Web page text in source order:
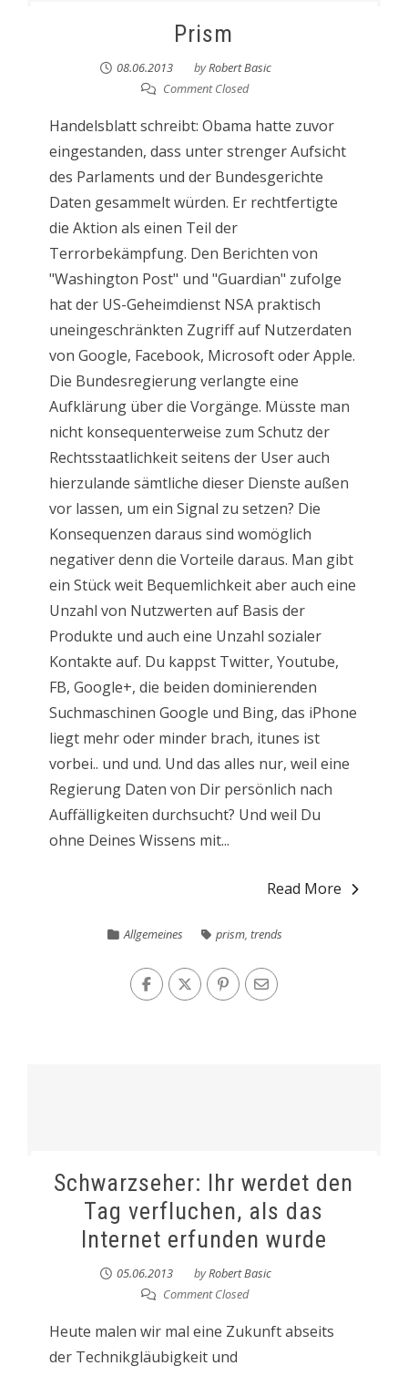
Prism
08.06.2013 byRobert Basic
Comment Closed
Handelsblatt schreibt: Obama hatte zuvor
eingestanden, dass unter strenger Aufsicht
des Parlaments und der Bundesgerichte
Daten gesammelt würden. Er rechtfertigte
die Aktion als einen Teil der
Terrorbekämpfung. Den Berichten von
"Washington Post" und "Guardian" zufolge
hat der US-Geheimdienst NSA praktisch
uneingeschränkten Zugriff auf Nutzerdaten
von Google, Facebook, Microsoft oder Apple.
Die Bundesregierung verlangte eine
Aufklärung über die Vorgänge. Müsste man
nicht konsequenterweise zum Schutz der
Rechtsstaatlichkeit seitens der User auch
hierzulande sämtliche dieser Dienste außen
vor lassen, um ein Signal zu setzen? Die
Konsequenzen daraus sind womöglich
negativer denn die Vorteile daraus. Man gibt
ein Stück weit Bequemlichkeit aber auch eine
Unzahl von Nutzwerten auf Basis der
Produkte und auch eine Unzahl sozialer
Kontakte auf. Du kappst Twitter, Youtube,
FB, Google+, die beiden dominierenden
Suchmaschinen Google und Bing, das iPhone
liegt mehr oder minder brach, itunes ist
vorbei.. und und. Und das alles nur, weil eine
Regierung Daten von Dir persönlich nach
Auffälligkeiten durchsucht? Und weil Du
ohne Deines Wissens mit...
Read More
Allgemeines prism, trends
Schwarzseher: Ihr werdet den
Tag verfluchen, als das
Internet erfunden wurde
05.06.2013 byRobert Basic
Comment Closed
Heute malen wir mal eine Zukunft abseits
der Technikgläubigkeit und